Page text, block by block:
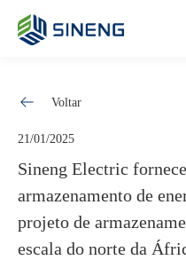
Voltar
21/01/2025
Sineng Electric
armazenamento de
projeto de
escala do norte da